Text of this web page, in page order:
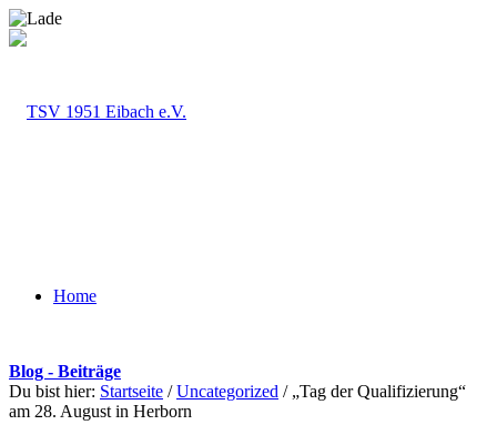
Home
Blog - Beiträge
Du bist hier: Startseite / Uncategorized / „Tag der Qualifizierung“
am 28. August in Herborn